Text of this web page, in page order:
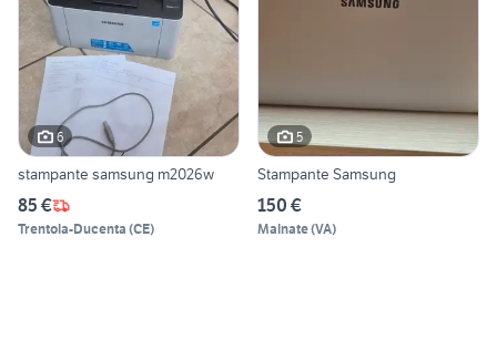
6
stampante samsung m2026w
85 €
Trentola-Ducenta (CE)
5
Stampante Samsung
150 €
Malnate(VA)